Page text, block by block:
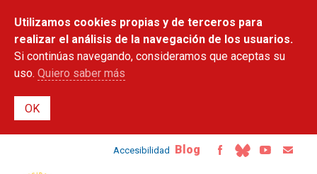
contenido
principal
Utilizamos cookies propias y de terceros para
realizar el análisis de la navegación de los usuarios.
Si continúas navegando, consideramos que aceptas su
uso. Quiero saber más
Accesibilidad Blog